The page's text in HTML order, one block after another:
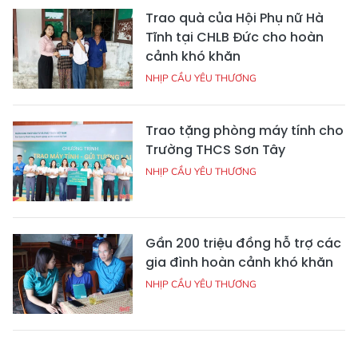
Trao quà của Hội Phụ nữ Hà
Tĩnh tại CHLB Đức cho hoàn
cảnh khó khăn
NHỊP CẦU YÊU THƯƠNG
Trao tặng phòng máy tính cho
Trường THCS Sơn Tây
NHỊP CẦU YÊU THƯƠNG
Gần 200 triệu đồng hỗ trợ các
gia đình hoàn cảnh khó khăn
NHỊP CẦU YÊU THƯƠNG